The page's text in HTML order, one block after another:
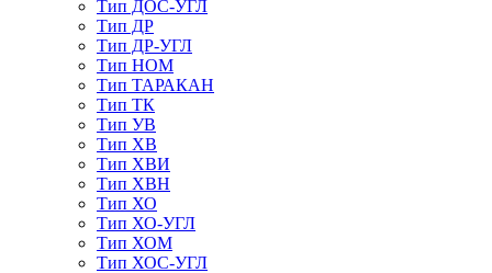
Тип ДОС-УГЛ
Тип ДР
Тип ДР-УГЛ
Тип НОМ
Тип ТАРАКАН
Тип ТК
Тип УВ
Тип ХВ
Тип ХВИ
Тип ХВН
Тип ХО
Тип ХО-УГЛ
Тип ХОМ
Тип ХОС-УГЛ